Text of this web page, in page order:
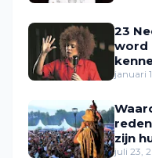
23
word
januari
zijn
juli 23,